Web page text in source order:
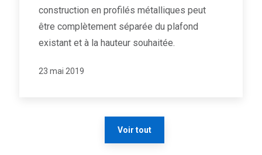
construction en profilés métalliques peut
être complètement séparée du plafond
existant et à la hauteur souhaitée.
23 mai 2019
Voir tout